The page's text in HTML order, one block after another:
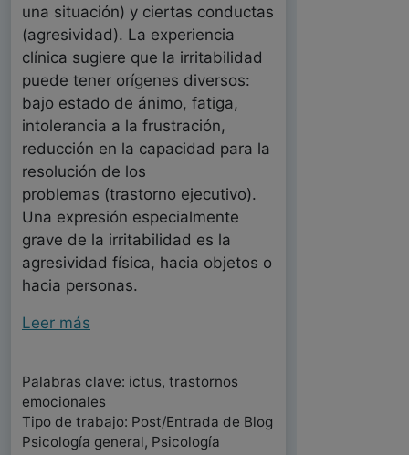
una situación) y ciertas conductas
(agresividad). La experiencia
clínica sugiere que la irritabilidad
puede tener orígenes diversos:
bajo estado de ánimo, fatiga,
intolerancia a la frustración,
reducción en la capacidad para la
resolución de los
problemas (trastorno ejecutivo).
Una expresión especialmente
grave de la irritabilidad es la
agresividad física, hacia objetos o
hacia personas.
Leer más
Palabras clave: ictus, trastornos
emocionales
Tipo de trabajo: Post/Entrada de Blog
Psicología general, Psicología